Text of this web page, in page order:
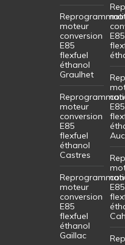
moteur
conversion
E85
flexfuel
éthanol
Graulhet
moteur
conversion
E85
flexfuel
éthanol
Castres
moteur
conversion
E85
flexfuel
éthanol
Gaillac
E85
E85
E85